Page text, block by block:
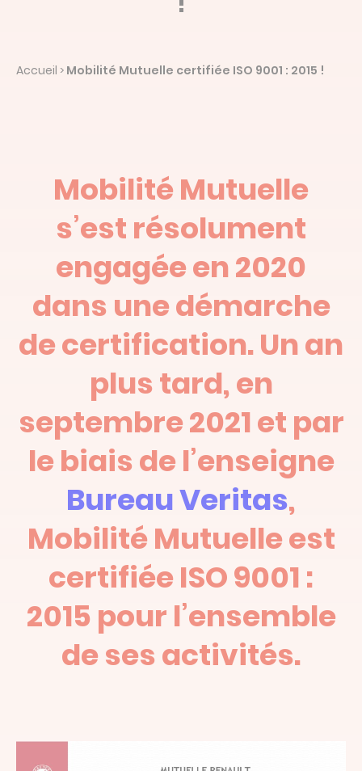
Linked’in
Accueil > Mobilité Mutuelle certifiée ISO 9001 : 2015 !
Mobilité Mutuelle
s’est résolument
engagée en 2020
dans une démarche
de certification. Un an
plus tard, en
septembre 2021 et par
le biais de l’enseigne
Bureau Veritas,
Mobilité Mutuelle est
certifiée ISO 9001 :
2015 pour l’ensemble
de ses activités.